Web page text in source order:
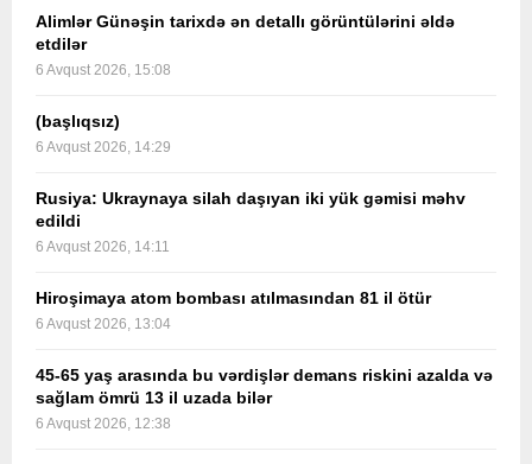
Alimlər Günəşin tarixdə ən detallı görüntülərini əldə
etdilər
6 Avqust 2026, 15:08
(başlıqsız)
6 Avqust 2026, 14:29
Rusiya: Ukraynaya silah daşıyan iki yük gəmisi məhv
edildi
6 Avqust 2026, 14:11
Hiroşimaya atom bombası atılmasından 81 il ötür
6 Avqust 2026, 13:04
45-65 yaş arasında bu vərdişlər demans riskini azalda və
sağlam ömrü 13 il uzada bilər
6 Avqust 2026, 12:38